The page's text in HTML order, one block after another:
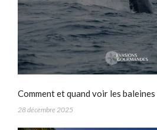
Comment et quand voir les baleines
28 décembre 2025